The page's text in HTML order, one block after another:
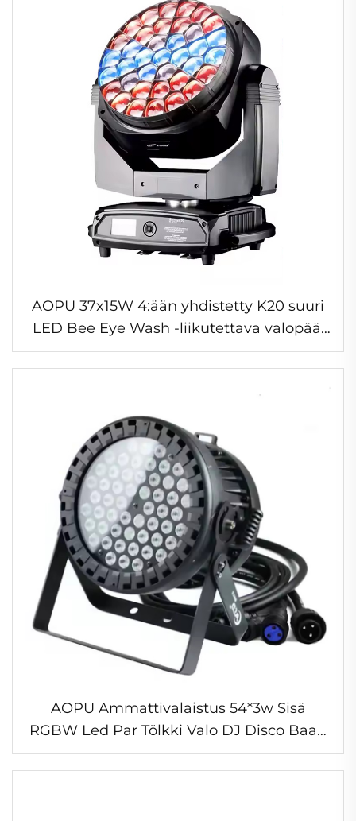
AOPU 37x15W 4:ään yhdistetty K20 suuri
LED Bee Eye Wash -liikutettava valopää,
lavavalaisin
AOPU Ammattivalaistus 54*3w Sisä
RGBW Led Par Tölkki Valo DJ Disco Baari
Yökerho Lava Valot